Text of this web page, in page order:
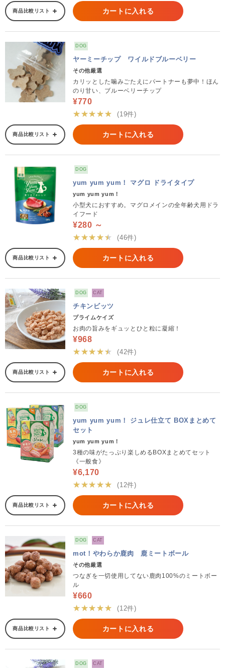
商品比較リスト カートに入れる
DOG
ヤーミーチップ ワイルドブルーベリー
その他厳選
カリッとした噛みごたえにパートナーも夢中！ほん
のり甘い、ブルーベリーチップ
¥770
★★★★★
(19件)
商品比較リスト カートに入れる
DOG
yum yum yum！ マグロ ドライタイプ
yum yum yum！
小型犬におすすめ。マグロメインの全年齢犬用ドラ
イフード
¥280 ～
★★★★★
(46件)
商品比較リスト カートに入れる
DOG CAT
チキンビッツ
プライムケイズ
お肉の旨みをギュッとひと粒に凝縮！
¥968
★★★★★
(42件)
商品比較リスト カートに入れる
DOG
yum yum yum！ ジュレ仕立て BOXまとめて
セット
yum yum yum！
3種の味がたっぷり楽しめるBOXまとめてセット
《一般食》
¥6,170
★★★★★
(12件)
商品比較リスト カートに入れる
DOG CAT
mot！やわらか鹿肉 鹿ミートボール
その他厳選
つなぎを一切使用してない鹿肉100%のミートボー
ル
¥660
★★★★★
(12件)
商品比較リスト カートに入れる
DOG CAT